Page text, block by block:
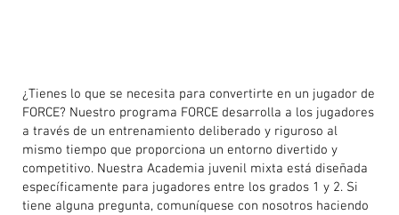
¿Tienes lo que se necesita para convertirte en un jugador de
FORCE? Nuestro programa FORCE desarrolla a los jugadores
a través de un entrenamiento deliberado y riguroso al
mismo tiempo que proporciona un entorno divertido y
competitivo. Nuestra Academia juvenil mixta está diseñada
específicamente para jugadores entre los grados 1 y 2. Si
tiene alguna pregunta, comuníquese con nosotros haciendo